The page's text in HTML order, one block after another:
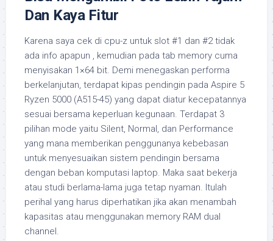
Dan Kaya Fitur
Karena saya cek di cpu-z untuk slot #1 dan #2 tidak
ada info apapun , kemudian pada tab memory cuma
menyisakan 1×64 bit. Demi menegaskan performa
berkelanjutan, terdapat kipas pendingin pada Aspire 5
Ryzen 5000 (A515-45) yang dapat diatur kecepatannya
sesuai bersama keperluan kegunaan. Terdapat 3
pilihan mode yaitu Silent, Normal, dan Performance
yang mana memberikan penggunanya kebebasan
untuk menyesuaikan sistem pendingin bersama
dengan beban komputasi laptop. Maka saat bekerja
atau studi berlama-lama juga tetap nyaman. Itulah
perihal yang harus diperhatikan jika akan menambah
kapasitas atau menggunakan memory RAM dual
channel.